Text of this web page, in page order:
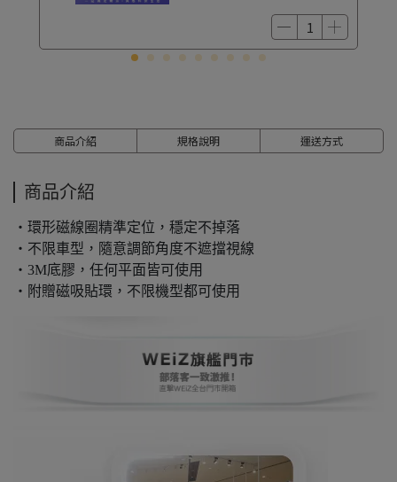
商品介紹 規格說明 運送方式
商品介紹
・環形磁線圈精準定位，穩定不掉落
・不限車型，隨意調節角度不遮擋視線
・3M底膠，任何平面皆可使用
・附贈磁吸貼環，不限機型都可使用